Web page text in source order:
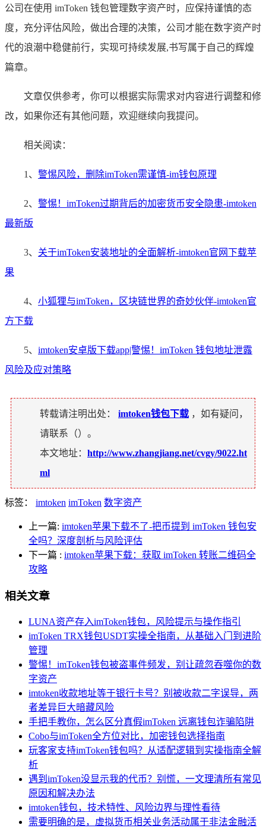
公司在使用 imToken 钱包管理数字资产时，应保持谨慎的态
度，充分评估风险，做出合理的决策，公司才能在数字资产时
代的浪潮中稳健前行，实现可持续发展,书写属于自己的辉煌
篇章。
文章仅供参考，你可以根据实际需求对内容进行调整和修
改，如果你还有其他问题，欢迎继续向我提问。
相关阅读：
1、 警惕风险，删除imToken需谨慎-im钱包原理
2、 警惕！imToken过期背后的加密货币安全隐患-imtoken
最新版
3、 关于imToken安装地址的全面解析-imtoken官网下载苹
果
4、 小狐狸与imToken，区块链世界的奇妙伙伴-imtoken官
方下载
5、 imtoken安卓版下载app|警惕！imToken 钱包地址泄露
风险及应对策略
转载请注明出处： imtoken钱包下载 ，如有疑问，
请联系（）。
本文地址： http://www.zhangjiang.net/cvgy/9022.ht
ml
标签： imtoken imToken 数字资产
上一篇: imtoken苹果下载不了-把币提到 imToken 钱包安
全吗？深度剖析与风险评估
下一篇 : imtoken苹果下载：获取 imToken 转账二维码全
攻略
相关文章
LUNA资产存入imToken钱包，风险提示与操作指引
imToken TRX钱包USDT实操全指南，从基础入门到进阶
管理
警惕！imToken钱包被盗事件频发，别让疏忽吞噬你的数
字资产
imtoken收款地址等于银行卡号？别被收款二字误导，两
者差异巨大暗藏风险
手把手教你，怎么区分真假imToken 远离钱包诈骗陷阱
Cobo与imToken全方位对比，加密钱包选择指南
玩客家支持imToken钱包吗？从适配逻辑到实操指南全解
析
遇到imToken没显示我的代币？别慌，一文理清所有常见
原因和解决办法
imtoken钱包，技术特性、风险边界与理性看待
需要明确的是，虚拟货币相关业务活动属于非法金融活